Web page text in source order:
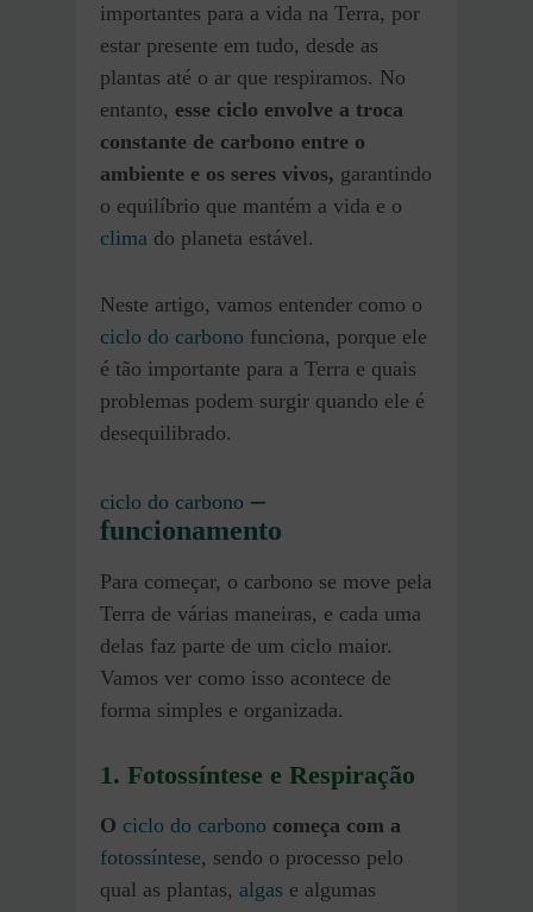
importantes para a vida na Terra, por
estar presente em tudo, desde as
plantas até o ar que respiramos. No
entanto, esse ciclo envolve a troca
constante de carbono entre o
ambiente e os seres vivos, garantindo
o equilíbrio que mantém a vida e o
clima do planeta estável.
Neste artigo, vamos entender como o
ciclo do carbono funciona, porque ele
é tão importante para a Terra e quais
problemas podem surgir quando ele é
desequilibrado.
ciclo do carbono –
funcionamento
Para começar, o carbono se move pela
Terra de várias maneiras, e cada uma
delas faz parte de um ciclo maior.
Vamos ver como isso acontece de
forma simples e organizada.
1. Fotossíntese e Respiração
O ciclo do carbono começa com a
fotossíntese, sendo o processo pelo
qual as plantas, algas e algumas